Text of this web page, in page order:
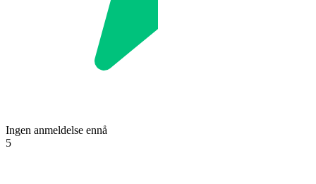
Ingen anmeldelse ennå
5